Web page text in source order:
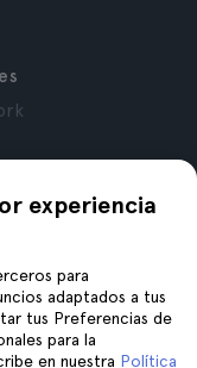
experiencia
para
adaptados a tus
tus Preferencias de
para la
en nuestra Política